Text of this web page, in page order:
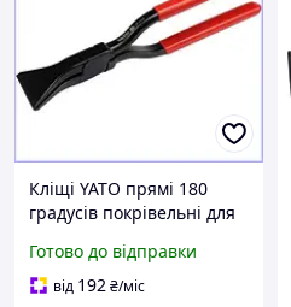
Кліщі YATO прямі 180
градусів покрівельні для
металу довжина 280 мм
ширина 60 мм
Готово до відправки
від 192₴/міс